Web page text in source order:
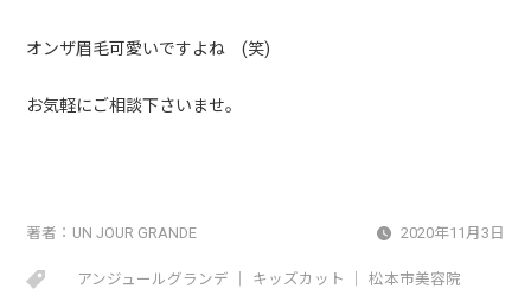
オンザ眉毛可愛いですよね (笑)
お気軽にご相談下さいませ。
著者： UN JOUR GRANDE 2020年11月3日
アンジュールグランデ キッズカット 松本市美容院